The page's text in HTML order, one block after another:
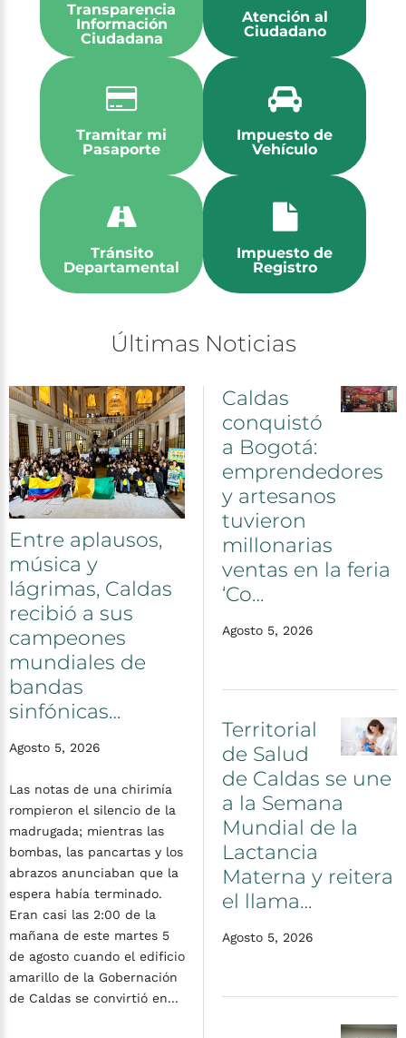
Transparencia
Información
Ciudadana
Atención al
Ciudadano
Tramitar mi
Pasaporte
Impuesto de
Vehículo
Tránsito
Departamental
Impuesto de
Registro
Últimas Noticias
Entre aplausos,
música y
lágrimas, Caldas
recibió a sus
campeones
mundiales de
bandas
sinfónicas…
Agosto 5, 2026
Las notas de una chirimía
rompieron el silencio de la
madrugada; mientras las
bombas, las pancartas y los
abrazos anunciaban que la
espera había terminado.
Eran casi las 2:00 de la
mañana de este martes 5
de agosto cuando el edificio
amarillo de la Gobernación
de Caldas se convirtió en...
Caldas
conquistó
a Bogotá:
emprendedores
y artesanos
tuvieron
millonarias
ventas en la feria
‘Co…
Agosto 5, 2026
Territorial
de Salud
de Caldas se une
a la Semana
Mundial de la
Lactancia
Materna y reitera
el llama…
Agosto 5, 2026